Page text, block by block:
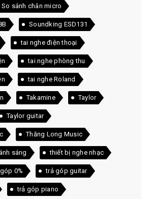
So sánh chân micro
Soundking ESD131
tai nghe điện thoại
tai nghe phòng thu
tai nghe Roland
Takamine Taylor
Taylor guitar
Thăng Long Music
sáng thiết bị nghe nhạc
0% trả góp guitar
trả góp piano